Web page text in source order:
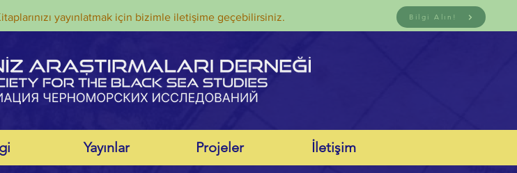
yayınlatmak için bizimle iletişime geçebilirsiniz. Bilgi Alın!
Yayınlar Projeler İletişim